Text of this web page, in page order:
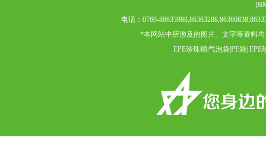
[
电话：0769-
*本网站中所涉及的图片、文字等资料
EPE珍珠棉|气泡袋|PE袋|